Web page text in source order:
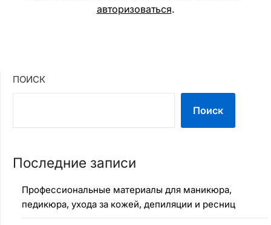
авторизоваться.
ПОИСК
Поиск
Последние записи
Профессиональные материалы для маникюра,
педикюра, ухода за кожей, депиляции и ресниц